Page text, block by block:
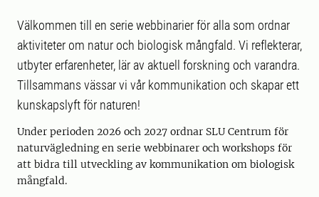
Välkommen till en serie webbinarier för alla som ordnar
aktiviteter om natur och biologisk mångfald. Vi reflekterar,
utbyter erfarenheter, lär av aktuell forskning och varandra.
Tillsammans vässar vi vår kommunikation och skapar ett
kunskapslyft för naturen!
Under perioden 2026 och 2027 ordnar SLU Centrum för
naturvägledning en serie webbinarer och workshops för
att bidra till utveckling av kommunikation om biologisk
mångfald.